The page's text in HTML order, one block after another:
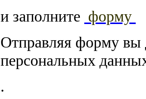
и заполните форму
Отправляя форму вы
персональных
.